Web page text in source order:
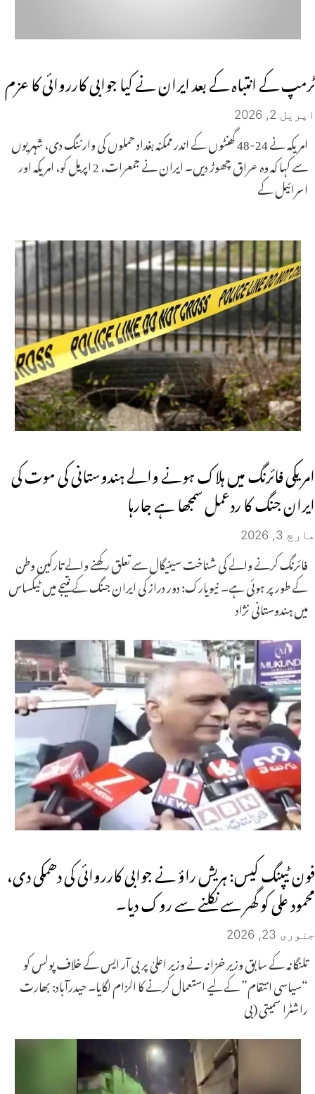
ٹرمپ کے انتباہ کے بعد ایران نے کیا جوابی کارروائی کا عزم
اپریل 2, 2026
امریکہ نے 24-48 گھنٹوں کے اندر ممکنہ بغداد حملوں کی وارننگ دی، شہریوں
سے کہا کہ وہ عراق چھوڑ دیں۔ ایران نے جمعرات، 2 اپریل کو، امریکہ اور
اسرائیل کے
امریکی فائرنگ میں ہلاک ہونے والے ہندوستانی کی موت کی
ایران جنگ کا ردعمل سمجھا ہے جارہا
مارچ 3, 2026
فائرنگ کرنے والے کی شناخت سینیگال سے تعلق رکھنے والے تارکین وطن
کے طور پر ہوئی ہے۔ نیویارک: دور دراز کی ایران جنگ کے نتیجے میں ٹیکساس
میں ہندوستانی نژاد
فون ٹیپنگ کیس: ہریش راؤ نے جوابی کارروائی کی دھمکی دی،
محمود علی کو گھر سے نکلنے سے روک دیا۔
جنوری 23, 2026
تلنگانہ کے سابق وزیر خزانہ نے وزیر اعلیٰ پر بی آر ایس کے خلاف پولس کو
“سیاسی انتقام” کے لیے استعمال کرنے کا الزام لگایا۔ حیدرآباد: بھارت
راشٹرا سمیتی (بی